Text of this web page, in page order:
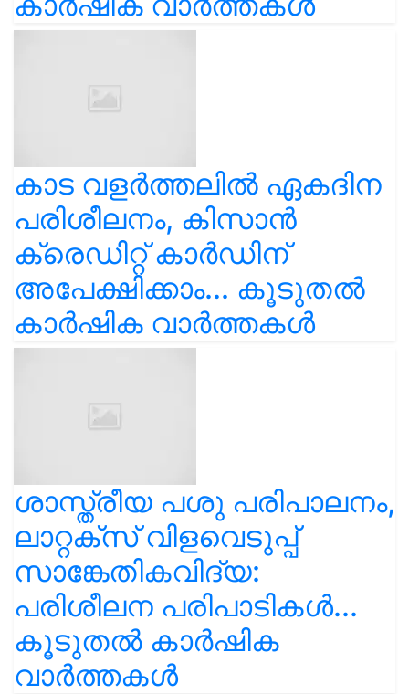
കാട വളര്‍ത്തലിൽ ഏകദിന
പരിശീലനം, കിസാൻ
ക്രെഡിറ്റ് കാർഡിന്
അപേക്ഷിക്കാം... കൂടുതൽ
കാർഷിക വാർത്തകൾ
ശാസ്ത്രീയ പശു പരിപാലനം,
ലാറ്റക്സ് വിളവെടുപ്പ്
സാങ്കേതികവിദ്യ:
പരിശീലന പരിപാടികൾ...
കൂടുതൽ കാർഷിക
വാർത്തകൾ